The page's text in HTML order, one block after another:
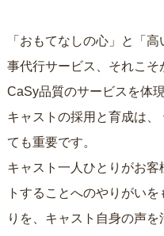
「おもてなしの心」と「
事代行サービス、それこそ
CaSy品質のサービスを体
キャストの採用と育成は、
ても重要です。
キャスト一人ひとりがお
トすることへのやりがいを
りを、キャスト自身の声を